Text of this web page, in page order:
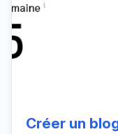
Créer un